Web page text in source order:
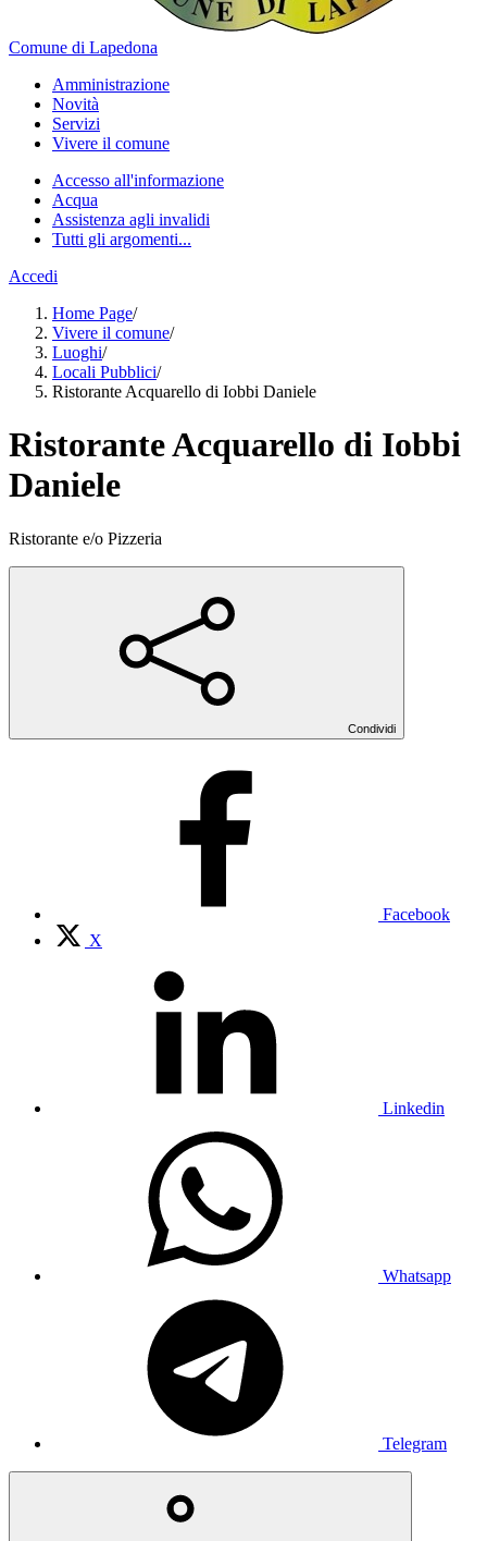
Comune di Lapedona
Amministrazione
Novità
Servizi
Vivere il comune
Accesso all'informazione
Acqua
Assistenza agli invalidi
Tutti gli argomenti...
Accedi
Home Page/
Vivere il comune/
Luoghi/
Locali Pubblici/
Ristorante Acquarello di Iobbi Daniele
Ristorante Acquarello di Iobbi
Daniele
Ristorante e/o Pizzeria
Condividi
Facebook
X
Linkedin
Whatsapp
Telegram